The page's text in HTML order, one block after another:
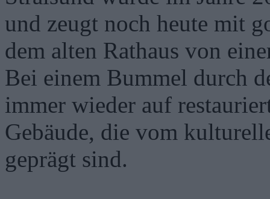
und zeugt noch heute mit
dem alten Rathaus von
Bei einem Bummel durch
immer wieder auf
Gebäude, die vom
geprägt sind.